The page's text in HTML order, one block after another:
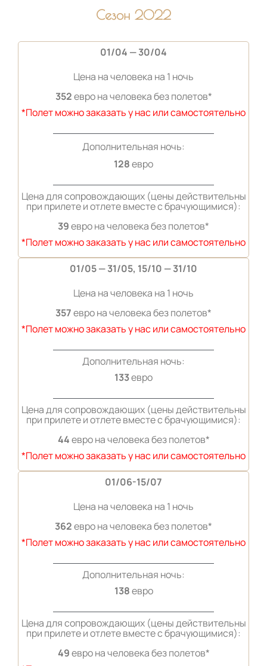
Сезон 2022
01/04 — 30/04
Цена на человека на 1 ночь
352евро на человека без полетов*
*Полет можно заказать у нас или самостоятельно
Дополнительная ночь:
128евро
Цена для сопровождающих (цены действительны
при прилете и отлете вместе с брачующимися):
39евро на человека без полетов*
*Полет можно заказать у нас или самостоятельно
01/05 — 31/05, 15/10 — 31/10
Цена на человека на 1 ночь
357евро на человека без полетов*
*Полет можно заказать у нас или самостоятельно
Дополнительная ночь:
133евро
Цена для сопровождающих (цены действительны
при прилете и отлете вместе с брачующимися):
44евро на человека без полетов*
*Полет можно заказать у нас или самостоятельно
01/06-15/07
Цена на человека на 1 ночь
362евро на человека без полетов*
*Полет можно заказать у нас или самостоятельно
Дополнительная ночь:
138евро
Цена для сопровождающих (цены действительны
при прилете и отлете вместе с брачующимися):
49евро на человека без полетов*